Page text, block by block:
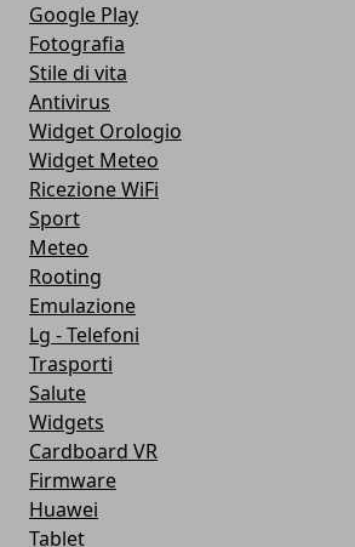
Google Play
Fotografia
Stile di vita
Antivirus
Widget Orologio
Widget Meteo
Ricezione WiFi
Sport
Meteo
Rooting
Emulazione
Lg - Telefoni
Trasporti
Salute
Widgets
Cardboard VR
Firmware
Huawei
Tablet